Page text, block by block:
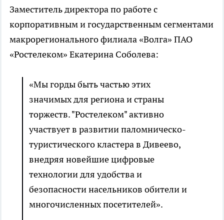
Заместитель директора по работе с
корпоративным и государственным сегментами
макрорегионального филиала «Волга» ПАО
«Ростелеком» Екатерина Соболева:
«Мы горды быть частью этих
значимых для региона и страны
торжеств. "Ростелеком" активно
участвует в развитии паломническо-
туристического кластера в Дивеево,
внедряя новейшие цифровые
технологии для удобства и
безопасности насельников обители и
многочисленных посетителей».